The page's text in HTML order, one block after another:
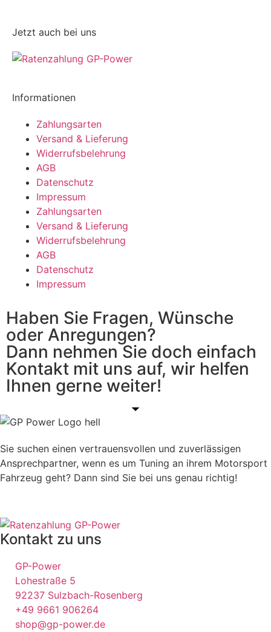
Jetzt auch bei uns
Informationen
Zahlungsarten
Versand & Lieferung
Widerrufsbelehrung
AGB
Datenschutz
Impressum
Zahlungsarten
Versand & Lieferung
Widerrufsbelehrung
AGB
Datenschutz
Impressum
Haben Sie Fragen, Wünsche
oder Anregungen?
Dann nehmen Sie doch einfach
Kontakt mit uns auf, wir helfen
Ihnen gerne weiter!
Sie suchen einen vertrauensvollen und zuverlässigen
Ansprechpartner, wenn es um Tuning an ihrem Motorsport
Fahrzeug geht? Dann sind Sie bei uns genau richtig!
Kontakt zu uns
GP-Power
Lohestraße 5
92237 Sulzbach-Rosenberg
+49 9661 906264
shop@gp-power.de